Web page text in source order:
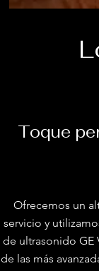
Toque
Ofrecemos un
servicio y
de ultrasonido GE
de las más